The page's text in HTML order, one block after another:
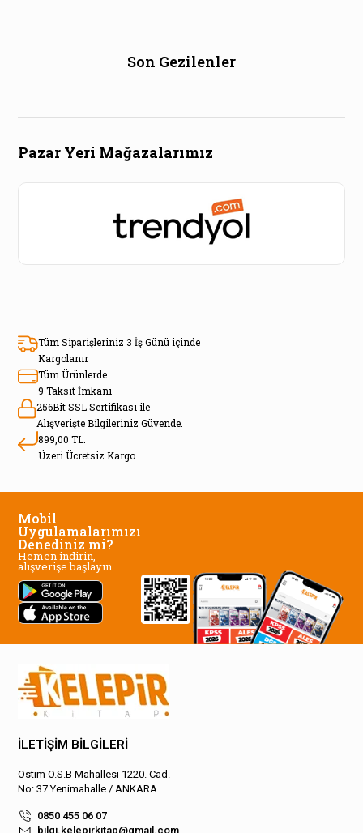
Son Gezilenler
Pazar Yeri Mağazalarımız
Tüm Siparişleriniz 3 İş Günü içinde
Kargolanır
Tüm Ürünlerde
9 Taksit İmkanı
256Bit SSL Sertifikası ile
Alışverişte Bilgileriniz Güvende.
899,00 TL.
Üzeri Ücretsiz Kargo
Mobil
Uygulamalarımızı
Denediniz mi?
Hemen indirin,
alışverişe başlayın.
İLETİŞİM BİLGİLERİ
Ostim O.S.B Mahallesi 1220. Cad.
No: 37 Yenimahalle / ANKARA
0850 455 06 07
bilgi.kelepirkitap@gmail.com